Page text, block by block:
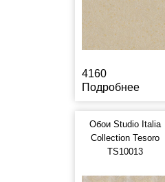
4160
Подробнее
Обои Studio Italia
Collection Tesoro
TS10013